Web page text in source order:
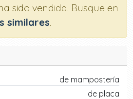
sido vendida. Busque en
similares.
de mampostería
de placa